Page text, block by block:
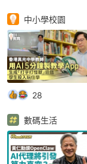
中小學校園
28
數碼生活